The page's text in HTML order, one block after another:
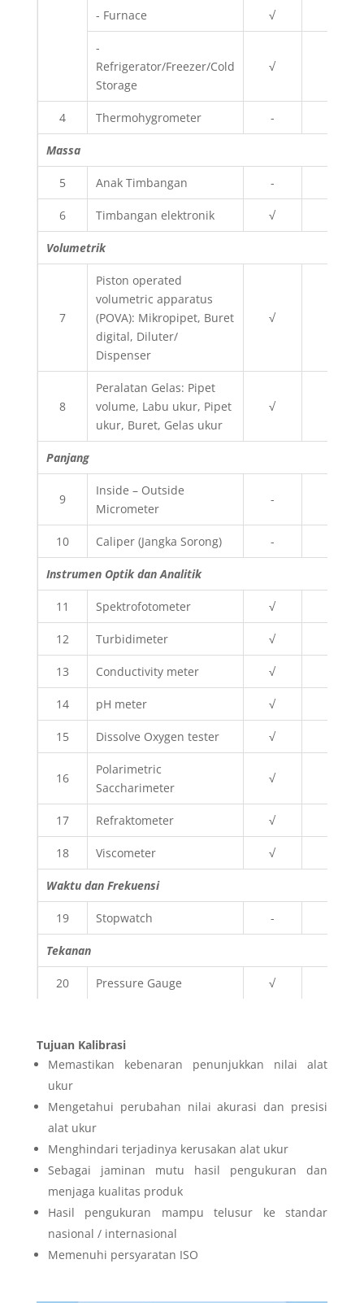
- Furnace √
-
Refrigerator/Freezer/Cold
Storage
√
4 Thermohygrometer -
Massa
5 Anak Timbangan -
6 Timbangan elektronik √
Volumetrik
7
Piston operated
volumetric apparatus
(POVA): Mikropipet, Buret
digital, Diluter/
Dispenser
√
8
Peralatan Gelas: Pipet
volume, Labu ukur, Pipet
ukur, Buret, Gelas ukur
√
Panjang
9
Inside – Outside
Micrometer
-
10 Caliper (Jangka Sorong) -
Instrumen Optik dan Analitik
11 Spektrofotometer √
12 Turbidimeter √
13 Conductivity meter √
14 pH meter √
15 Dissolve Oxygen tester √
16
Polarimetric
Saccharimeter
√
17 Refraktometer √
18 Viscometer √
Waktu dan Frekuensi
19 Stopwatch -
Tekanan
20 Pressure Gauge √
Tujuan Kalibrasi
Memastikan
kebenaran penunjukkan nilai alat
ukur
Mengetahui perubahan nilai akurasi dan presisi
alat ukur
Menghindari terjadinya kerusakan alat ukur
Sebagai jaminan mutu hasil pengukuran dan
menjaga kualitas produk
Hasil pengukuran mampu telusur ke standar
nasional / internasional
Memenuhi persyaratan ISO